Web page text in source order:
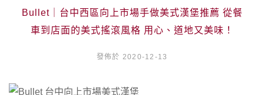
Bullet｜台中西區向上市場手做美式漢堡推薦 從餐
車到店面的美式搖滾風格 用心、道地又美味！
發佈於 2020-12-13